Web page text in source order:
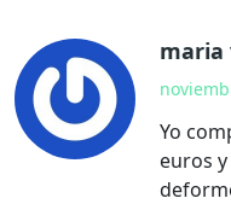
maria
Yo
euros